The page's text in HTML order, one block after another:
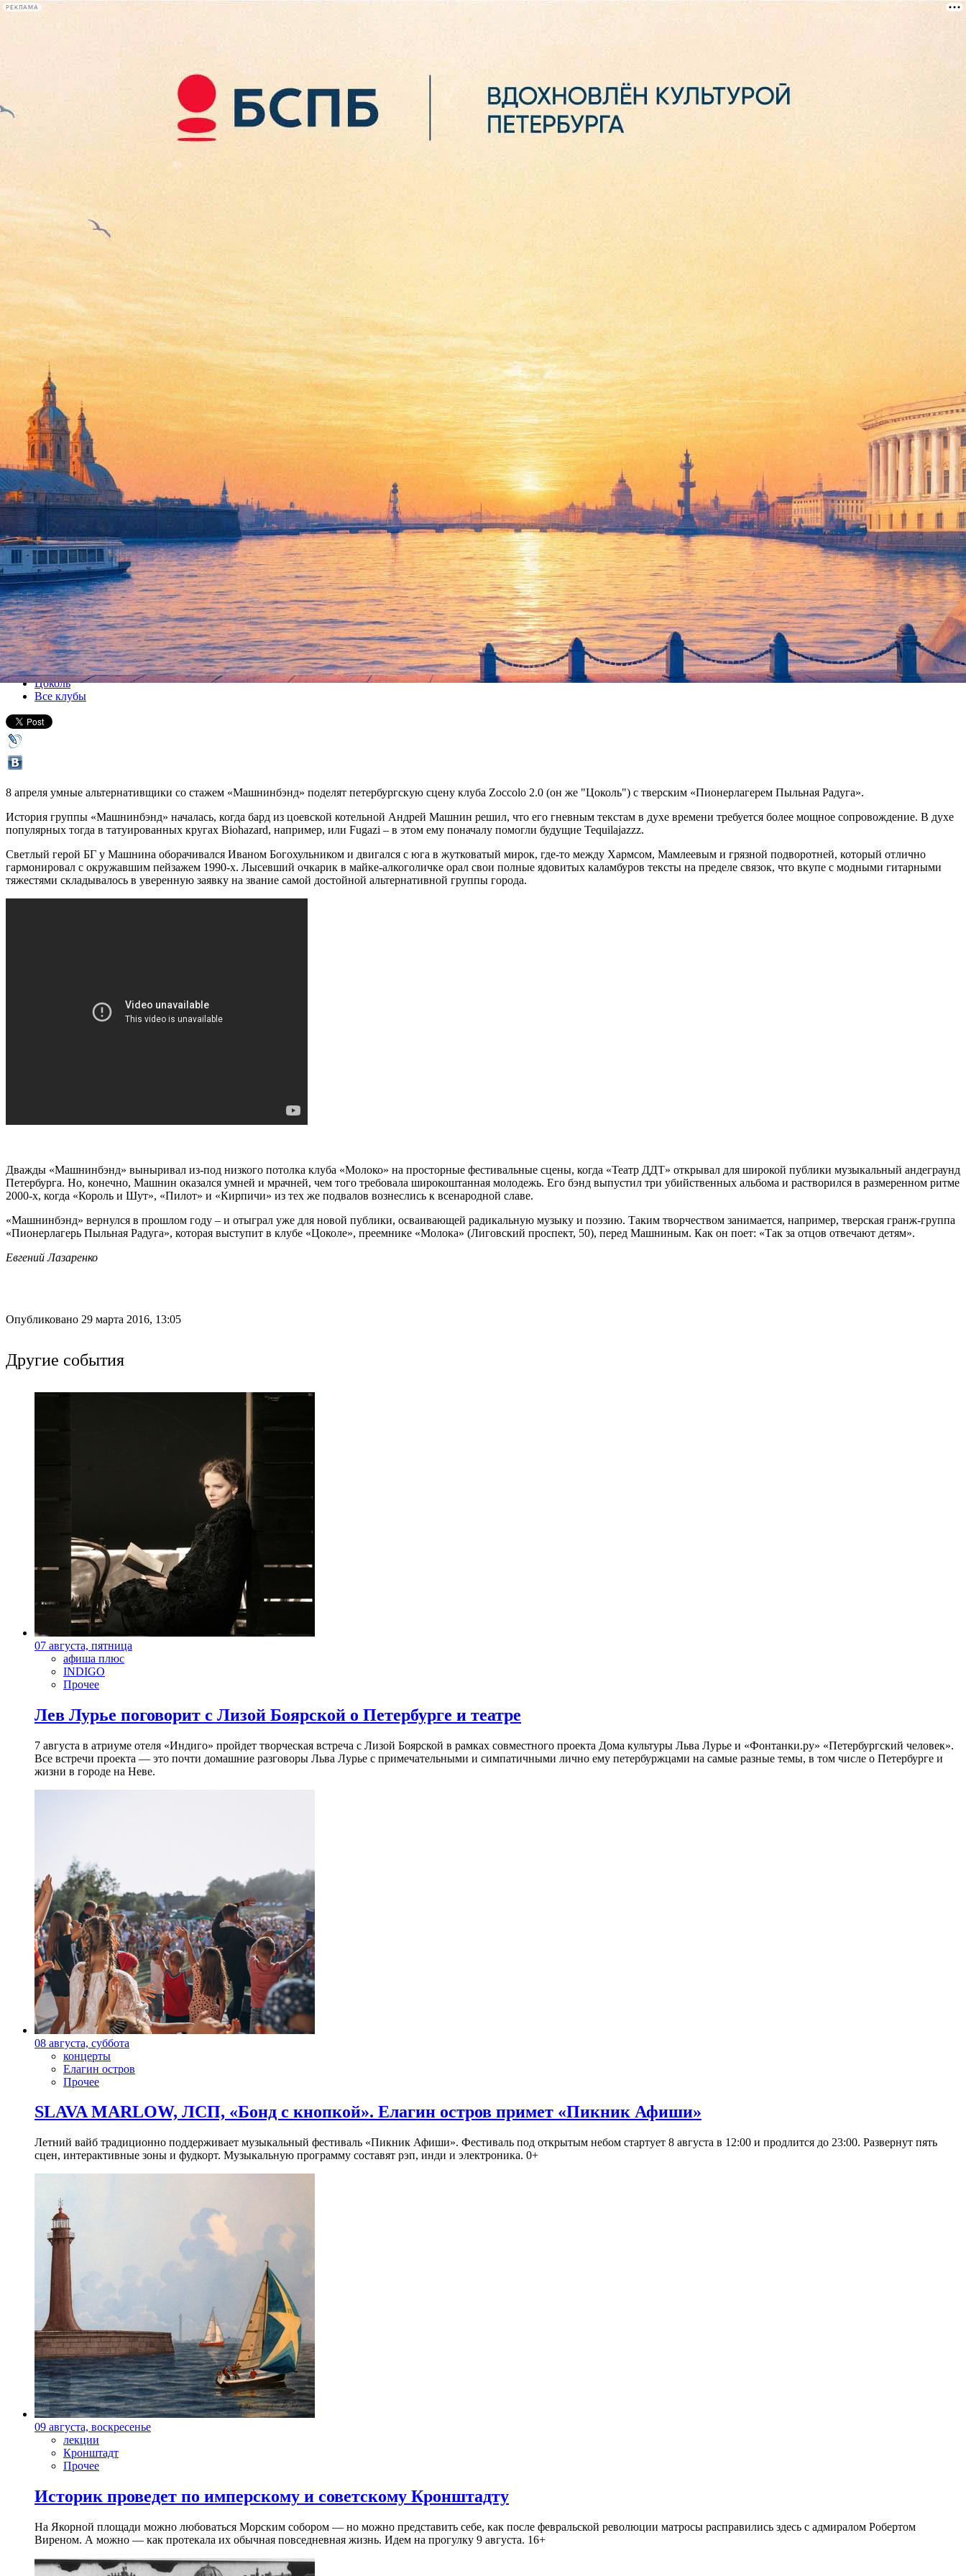
РЕКЛАМА
лекции
книги
Звезда андеграунда 1990-х выступит в компании духовных сыновей
08 апреля 2016, пятница
Версия для печати
Все концерты
Цоколь
Все клубы
8 апреля умные альтернативщики со стажем «Машнинбэнд» поделят петербургскую сцену клуба Zoccolo 2.0 (он же "Цоколь") с тверским «Пионерлагерем Пыльная Радуга».
История группы «Машнинбэнд» началась, когда бард из цоевской котельной Андрей Машнин решил, что его гневным текстам в духе времени требуется более мощное сопровождение. В духе
популярных тогда в татуированных кругах Biohazard, например, или Fugazi – в этом ему поначалу помогли будущие Tequilajazzz.
Светлый герой БГ у Машнина оборачивался Иваном Богохульником и двигался с юга в жутковатый мирок, где-то между Хармсом, Мамлеевым и грязной подворотней, который отлично
гармонировал с окружавшим пейзажем 1990-х. Лысевший очкарик в майке-алкоголичке орал свои полные ядовитых каламбуров тексты на пределе связок, что вкупе с модными гитарными
тяжестями складывалось в уверенную заявку на звание самой достойной альтернативной группы города.
Дважды «Машнинбэнд» выныривал из-под низкого потолка клуба «Молоко» на просторные фестивальные сцены, когда «Театр ДДТ» открывал для широкой публики музыкальный андеграунд
Петербурга. Но, конечно, Машнин оказался умней и мрачней, чем того требовала широкоштанная молодежь. Его бэнд выпустил три убийственных альбома и растворился в размеренном ритме
2000-х, когда «Король и Шут», «Пилот» и «Кирпичи» из тех же подвалов вознеслись к всенародной славе.
«Машнинбэнд» вернулся в прошлом году – и отыграл уже для новой публики, осваивающей радикальную музыку и поэзию. Таким творчеством занимается, например, тверская гранж-группа
«Пионерлагерь Пыльная Радуга», которая выступит в клубе «Цоколе», преемнике «Молока» (Лиговский проспект, 50), перед Машниным. Как он поет: «Так за отцов отвечают детям».
Евгений Лазаренко
Опубликовано 29 марта 2016, 13:05
Другие события
07 августа, пятница
афиша плюс
INDIGO
Прочее
Лев Лурье поговорит с Лизой Боярской о Петербурге и театре
7 августа в атриуме отеля «Индиго» пройдет творческая встреча с Лизой Боярской в рамках совместного проекта Дома культуры Льва Лурье и «Фонтанки.ру» «Петербургский человек».
Все встречи проекта — это почти домашние разговоры Льва Лурье с примечательными и симпатичными лично ему петербуржцами на самые разные темы, в том числе о Петербурге и
жизни в городе на Неве.
08 августа, суббота
концерты
Елагин остров
Прочее
SLAVA MARLOW, ЛСП, «Бонд с кнопкой». Елагин остров примет «Пикник Афиши»
Летний вайб традиционно поддерживает музыкальный фестиваль «Пикник Афиши». Фестиваль под открытым небом стартует 8 августа в 12:00 и продлится до 23:00. Развернут пять
сцен, интерактивные зоны и фудкорт. Музыкальную программу составят рэп, инди и электроника. 0+
09 августа, воскресенье
лекции
Кронштадт
Прочее
Историк проведет по имперскому и советскому Кронштадту
На Якорной площади можно любоваться Морским собором — но можно представить себе, как после февральской революции матросы расправились здесь с адмиралом Робертом
Виреном. А можно — как протекала их обычная повседневная жизнь. Идем на прогулку 9 августа. 16+